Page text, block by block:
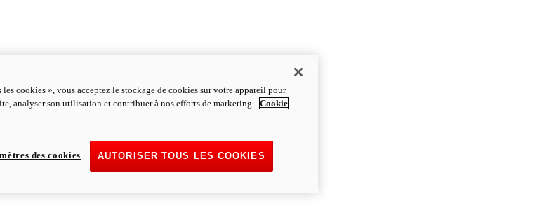
cookies », vous acceptez le stockage de cookies sur votre appareil pour
analyser son utilisation et contribuer à nos efforts de marketing. Cookie
AUTORISER TOUS LES COOKIES
des cookies